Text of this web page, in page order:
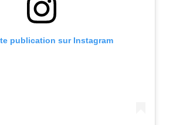
publication sur Instagram